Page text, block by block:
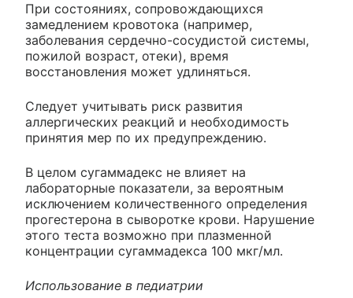
При состояниях, сопровождающихся
замедлением кровотока (например,
заболевания сердечно-сосудистой системы,
пожилой возраст, отеки), время
восстановления может удлиняться.
Следует учитывать риск развития
аллергических реакций и необходимость
принятия мер по их предупреждению.
В целом сугаммадекс не влияет на
лабораторные показатели, за вероятным
исключением количественного определения
прогестерона в сыворотке крови. Нарушение
этого теста возможно при плазменной
концентрации сугаммадекса 100 мкг/мл.
Использование в педиатрии